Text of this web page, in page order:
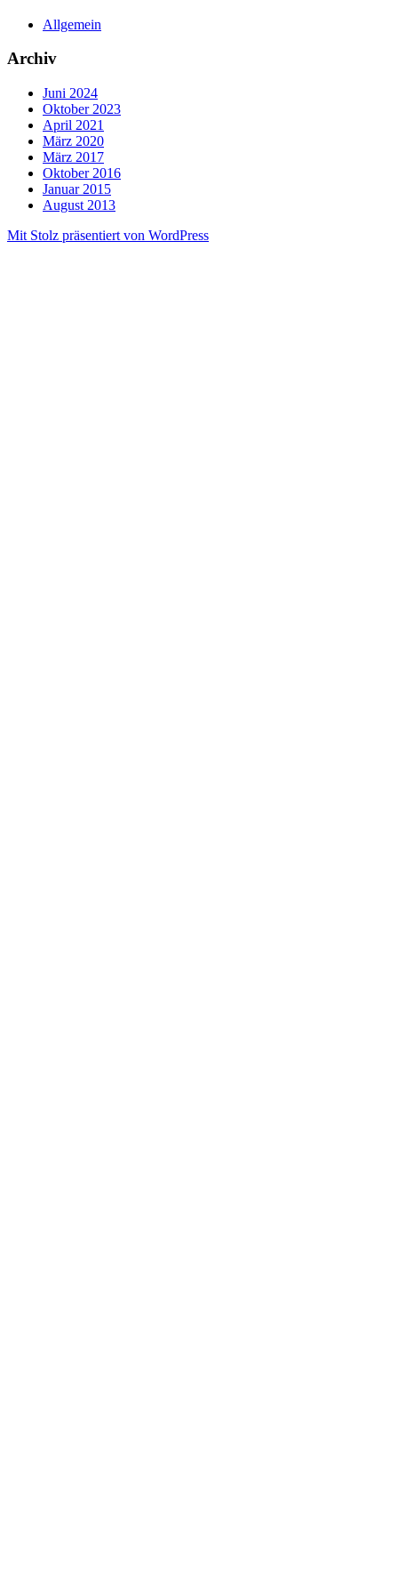
Allgemein
Archiv
Juni 2024
Oktober 2023
April 2021
März 2020
März 2017
Oktober 2016
Januar 2015
August 2013
Mit Stolz präsentiert von WordPress